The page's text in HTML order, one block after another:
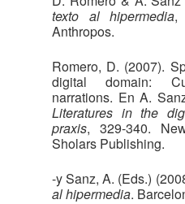
texto al hipermedia,
Anthropos.
Romero, D. (2007).
digital domain:
narrations. En A.
Literatures in the
praxis, 329-340.
Sholars Publishing.
-y Sanz, A. (Eds.)
al hipermedia.